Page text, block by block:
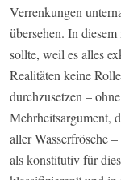
Verrenkungen
übersehen. In
sollte, weil es alles
Realitäten keine
durchzusetzen –
Mehrheitsargument,
aller Wasserfrösche
als konstitutiv für